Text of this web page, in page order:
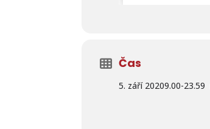
Čas
5. září 20209.00-23.59